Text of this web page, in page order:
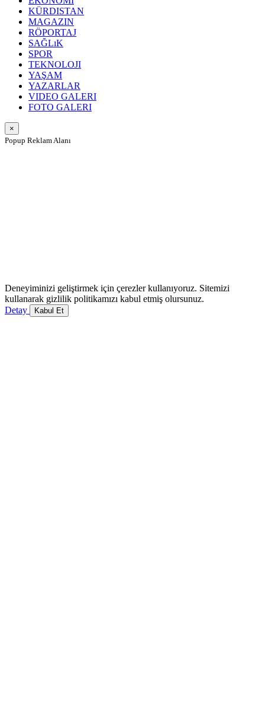
KÜRDISTAN
MAGAZIN
RÖPORTAJ
SAĞLıK
SPOR
TEKNOLOJI
YAŞAM
YAZARLAR
VIDEO GALERI
FOTO GALERI
×
Popup Reklam Alanı
Deneyiminizi geliştirmek için çerezler kullanıyoruz. Sitemizi
kullanarak gizlilik politikamızı kabul etmiş olursunuz.
Detay
Kabul Et